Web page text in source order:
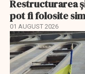
Restructurarea
pot fi folosite
01 AUGUST 2026